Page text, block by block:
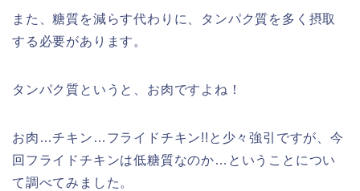
また、糖質を減らす代わりに、タンパク質を多く摂取
する必要があります。
タンパク質というと、お肉ですよね！
お肉…チキン…フライドチキン!!と少々強引ですが、今
回フライドチキンは低糖質なのか…ということについ
て調べてみました。